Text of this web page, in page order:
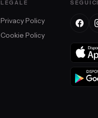
LEGALE
Privacy Policy
Cookie Policy
SEGUICI